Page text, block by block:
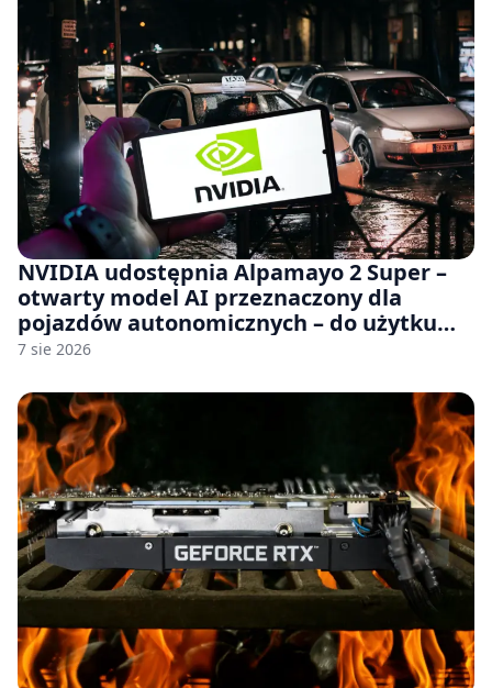
NVIDIA udostępnia Alpamayo 2 Super –
otwarty model AI przeznaczony dla
pojazdów autonomicznych – do użytku
komercyjnego
7 sie 2026